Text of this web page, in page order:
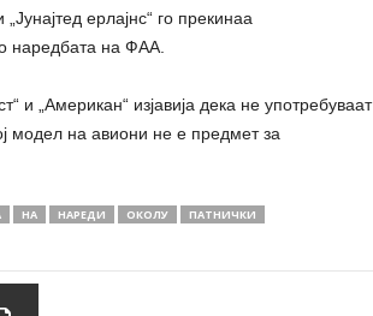
ерлајнс“ го прекинаа
наредбата на ФАА.
и „Американ“ изјавија дека не употребуваат
модел на авиони не е предмет за
НА НАРЕДИ ОКОЛУ
ПАТНИЧКИ